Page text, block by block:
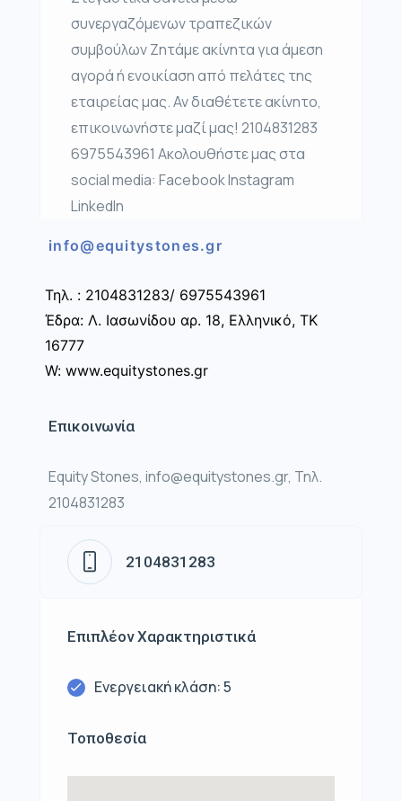
συνεργαζόμενων τραπεζικών
συμβούλων Ζητάμε ακίνητα για άμεση
αγορά ή ενοικίαση από πελάτες της
εταιρείας μας. Αν διαθέτετε ακίνητο,
επικοινωνήστε μαζί μας! 2104831283
6975543961 Ακολουθήστε μας στα
social media: Facebook Instagram
LinkedIn
info@equitystones.gr
Τηλ. : 2104831283/ 6975543961
Έδρα: Λ. Ιασωνίδου αρ. 18, Ελληνικό, ΤΚ
16777
W: www.equitystones.gr
Επικοινωνία
Equity Stones, info@equitystones.gr, Τηλ.
2104831283
2104831283
Επιπλέον Χαρακτηριστικά
Ενεργειακή κλάση: 5
Τοποθεσία